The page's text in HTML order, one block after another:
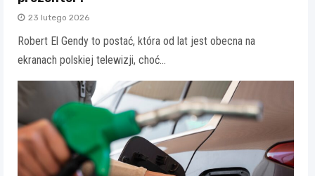
23 lutego 2026
Robert El Gendy to postać, która od lat jest obecna na
ekranach polskiej telewizji, choć…